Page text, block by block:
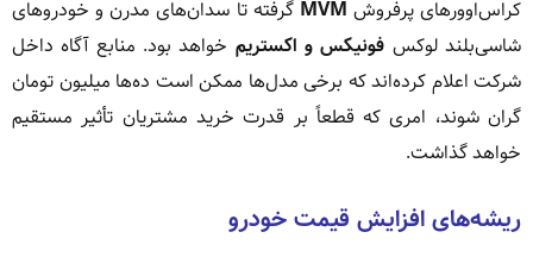
کراس‌اوورهای پرفروش MVM گرفته تا سدان‌های مدرن و خودروهای
شاسی‌بلند لوکس فونیکس و اکستریم خواهد بود. منابع آگاه داخل
شرکت اعلام کرده‌اند که برخی مدل‌ها ممکن است ده‌ها میلیون تومان
گران شوند، امری که قطعاً بر قدرت خرید مشتریان تأثیر مستقیم
خواهد گذاشت.
ریشه‌های افزایش قیمت خودرو